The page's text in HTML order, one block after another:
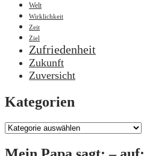
Welt
Wirklichkeit
Zeit
Ziel
Zufriedenheit
Zukunft
Zuversicht
Kategorien
Kategorien